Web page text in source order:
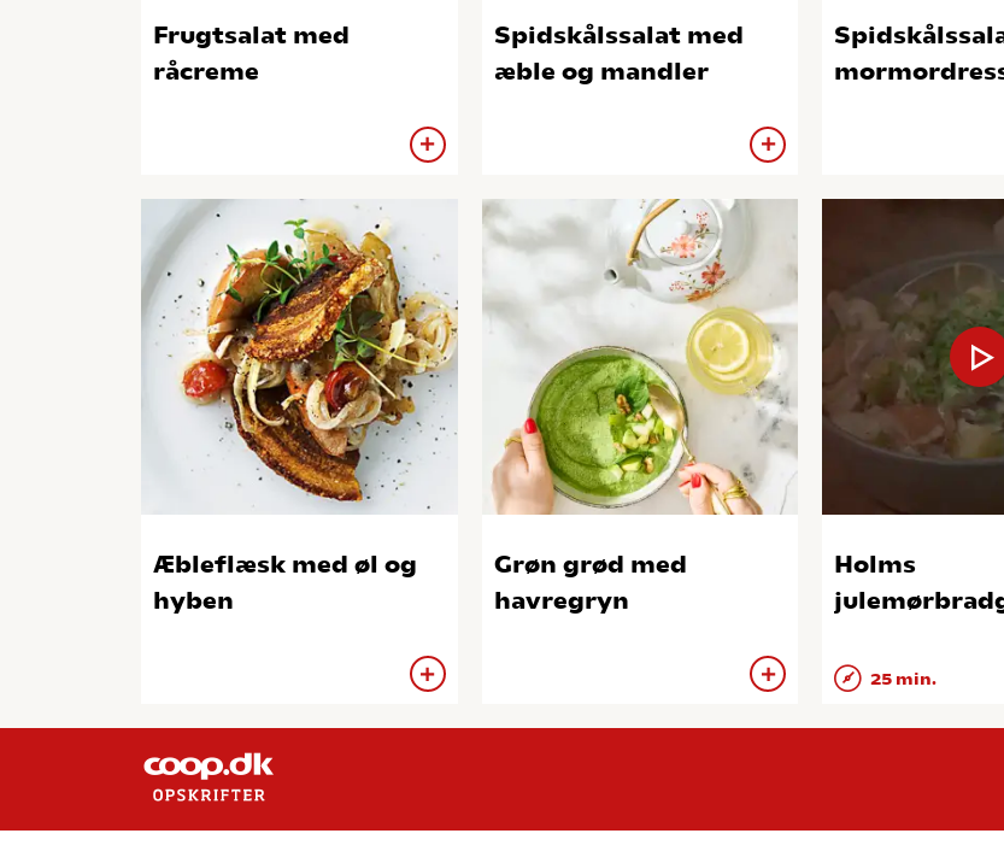
Frugtsalat med
råcreme
Spidskålssalat med
æble og mandler
Æbleflæsk med øl og
hyben
Grøn grød med
havregryn
Holms
25 min.